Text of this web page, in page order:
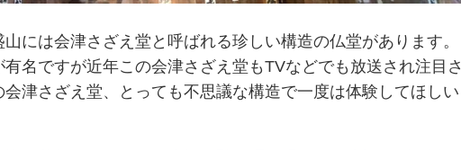
には会津さざえ堂と呼ばれる珍しい構造の仏堂があります。
名ですが近年この会津さざえ堂もTVなどでも放送され注目さ
津さざえ堂、とっても不思議な構造で一度は体験してほしい